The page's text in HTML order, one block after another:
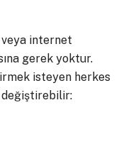
internet
gerek yoktur.
isteyen herkes